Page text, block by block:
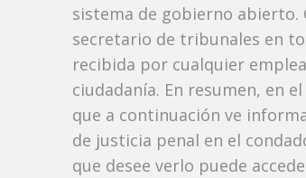
sistema de gobierno
secretario de tribunales en
recibida por cualquier
ciudadanía. En resumen, en
que a continuación ve
de justicia penal en el
que desee verlo puede